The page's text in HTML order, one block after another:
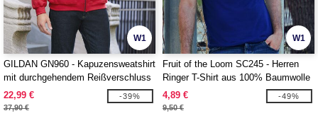
W1
GILDAN GN960 - Kapuzensweatshirt
mit durchgehendem Reißverschluss
22,99 €
37,90 €
-39%
W1
Fruit of the Loom SC245 - Herren
Ringer T-Shirt aus 100% Baumwolle
4,89 €
9,50 €
-49%